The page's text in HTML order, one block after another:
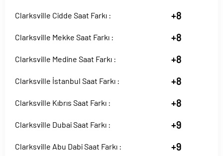
Clarksville Cidde Saat Farkı : +8
Clarksville Mekke Saat Farkı : +8
Clarksville Medine Saat Farkı : +8
Clarksville İstanbul Saat Farkı : +8
Clarksville Kıbrıs Saat Farkı : +8
Clarksville Dubai Saat Farkı : +9
Clarksville Abu Dabi Saat Farkı : +9